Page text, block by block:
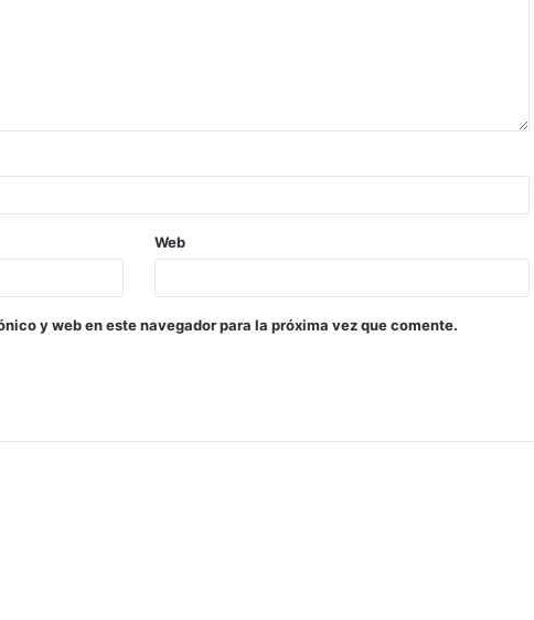
Web
y web en este navegador para la próxima vez que comente.